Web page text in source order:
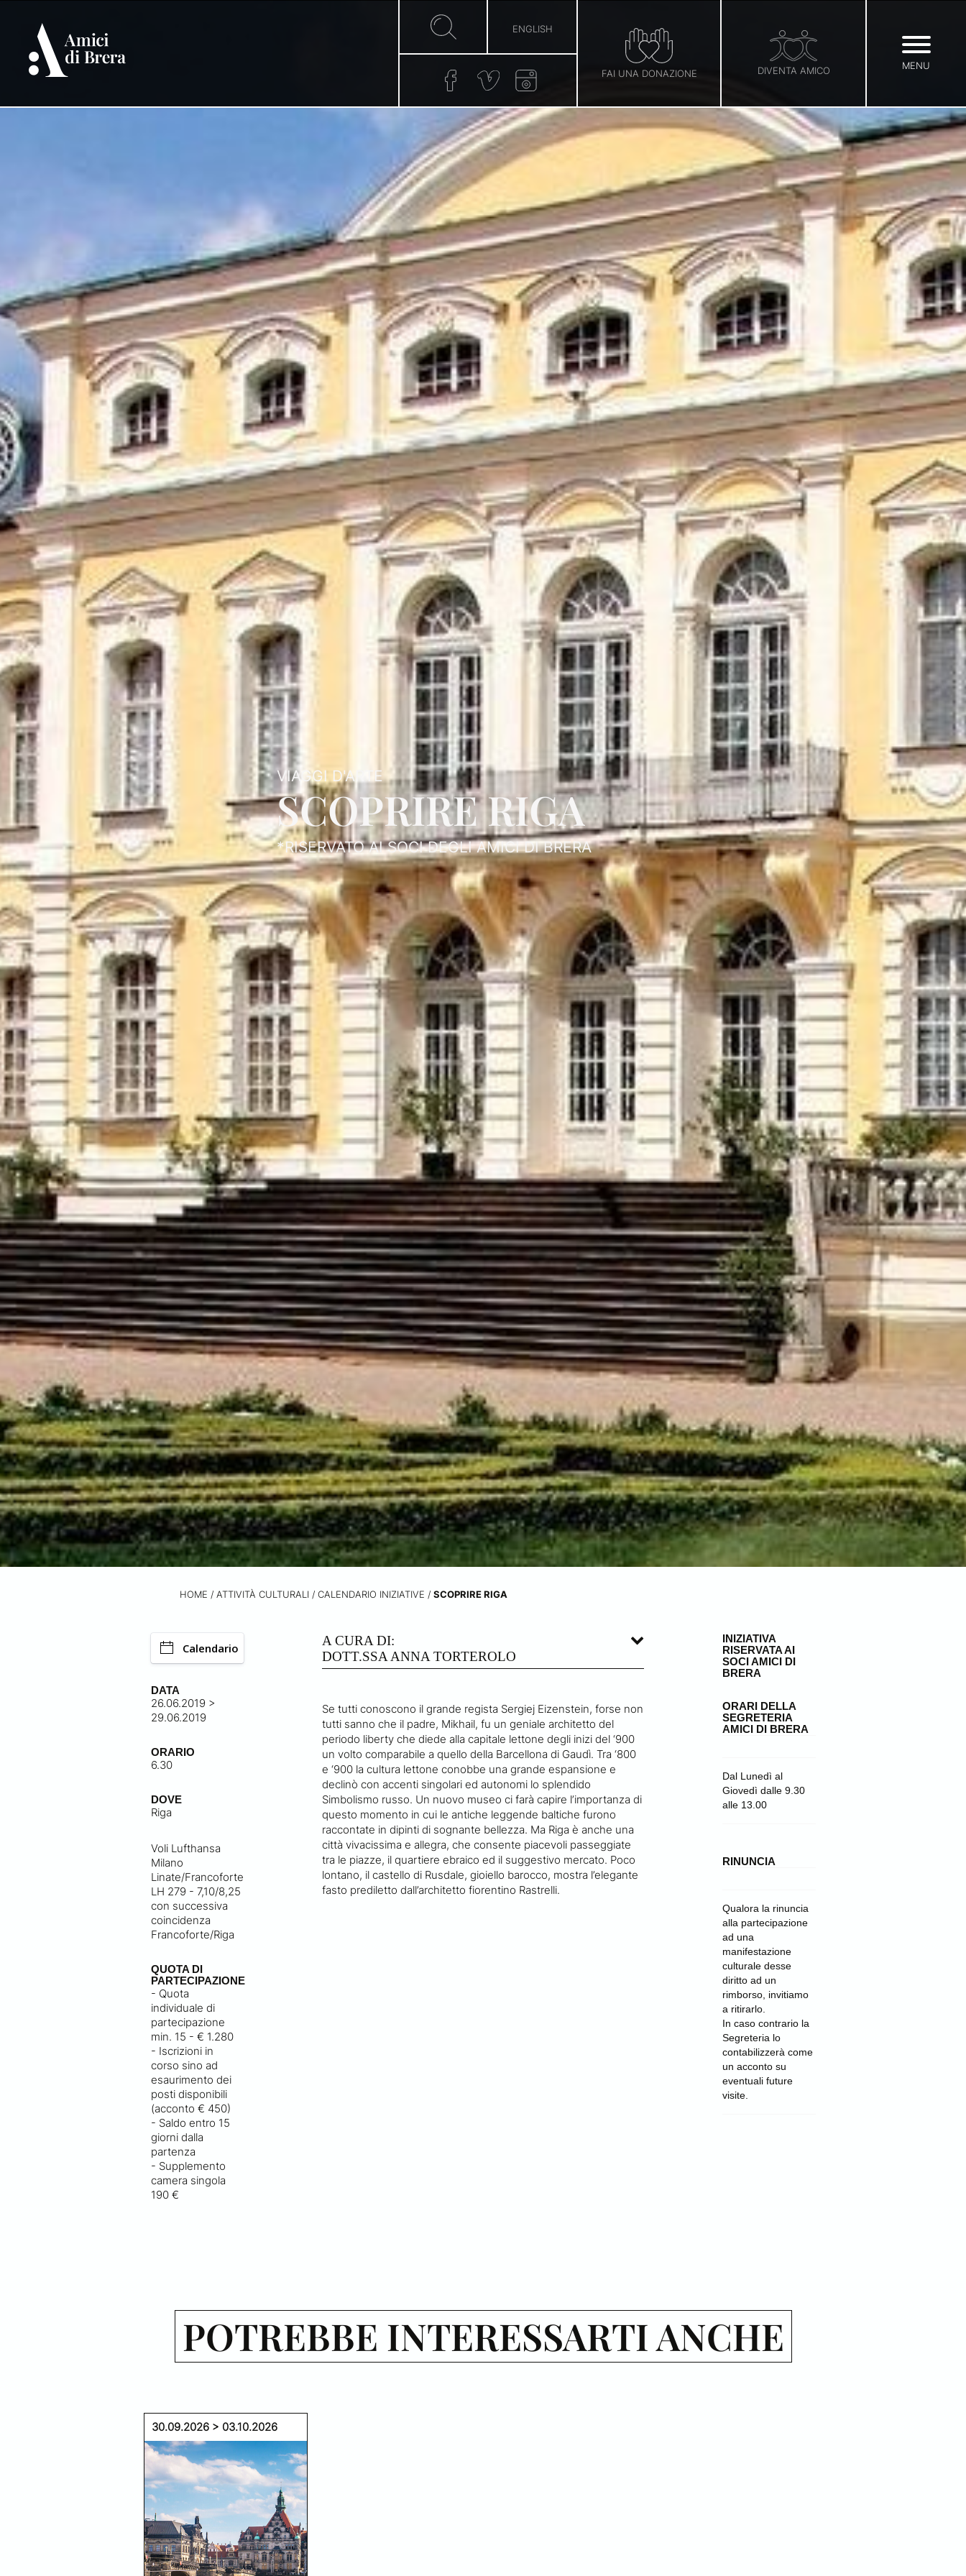
MENU
DIVENTA AMICO
FAI UNA DONAZIONE
ENGLISH
VIAGGI D'ARTE
SCOPRIRE RIGA
*RISERVATO AI SOCI DEGLI AMICI DI BRERA
HOME / ATTIVITÀ CULTURALI / CALENDARIO INIZIATIVE / SCOPRIRE RIGA
Calendario
DATA
26.06.2019 >
29.06.2019
ORARIO
6.30
DOVE
Riga
Voli Lufthansa
Milano
Linate/Francoforte
LH 279 - 7,10/8,25
con successiva
coincidenza
Francoforte/Riga
QUOTA DI
PARTECIPAZIONE
- Quota
individuale di
partecipazione
min. 15 - € 1.280
- Iscrizioni in
corso sino ad
esaurimento dei
posti disponibili
(acconto € 450)
- Saldo entro 15
giorni dalla
partenza
- Supplemento
camera singola
190 €
A CURA DI:
DOTT.SSA ANNA TORTEROLO
Se tutti conoscono il grande regista Sergiej Eizenstein, forse non
tutti sanno che il padre, Mikhail, fu un geniale architetto del
periodo liberty che diede alla capitale lettone degli inizi del ‘900
un volto comparabile a quello della Barcellona di Gaudì. Tra ‘800
e ‘900 la cultura lettone conobbe una grande espansione e
declinò con accenti singolari ed autonomi lo splendido
Simbolismo russo. Un nuovo museo ci farà capire l’importanza di
questo momento in cui le antiche leggende baltiche furono
raccontate in dipinti di sognante bellezza. Ma Riga è anche una
città vivacissima e allegra, che consente piacevoli passeggiate
tra le piazze, il quartiere ebraico ed il suggestivo mercato. Poco
lontano, il castello di Rusdale, gioiello barocco, mostra l’elegante
fasto prediletto dall’architetto fiorentino Rastrelli.
INIZIATIVA
RISERVATA AI
SOCI AMICI DI
BRERA
ORARI DELLA
SEGRETERIA
AMICI DI BRERA
Dal Lunedì al
Giovedì dalle 9.30
alle 13.00
RINUNCIA
Qualora la rinuncia
alla partecipazione
ad una
manifestazione
culturale desse
diritto ad un
rimborso, invitiamo
a ritirarlo.
In caso contrario la
Segreteria lo
contabilizzerà come
un acconto su
eventuali future
visite.
POTREBBE INTERESSARTI ANCHE
30.09.2026 > 03.10.2026